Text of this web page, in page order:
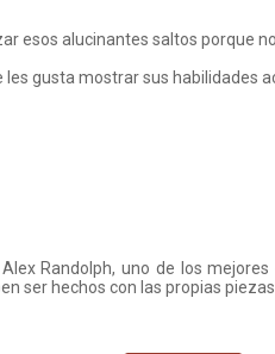
esos alucinantes saltos porque
les gusta mostrar sus habilidades
Randolph, uno de los
ser hechos con las propias piezas